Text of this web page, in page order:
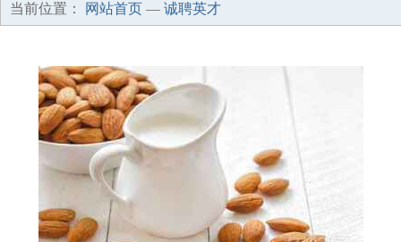
当前位置： 网站首页 — 诚聘英才